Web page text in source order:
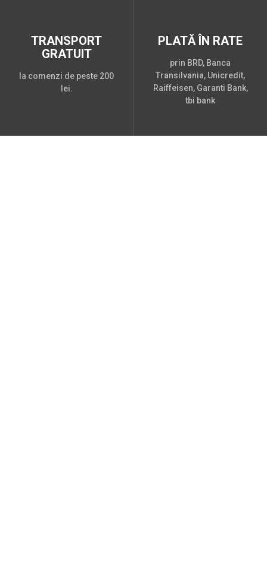
TRANSPORT
GRATUIT
la comenzi de peste 200
lei.
PLATĂ ÎN RATE
prin BRD, Banca
Transilvania, Unicredit,
Raiffeisen, Garanti Bank,
tbi bank